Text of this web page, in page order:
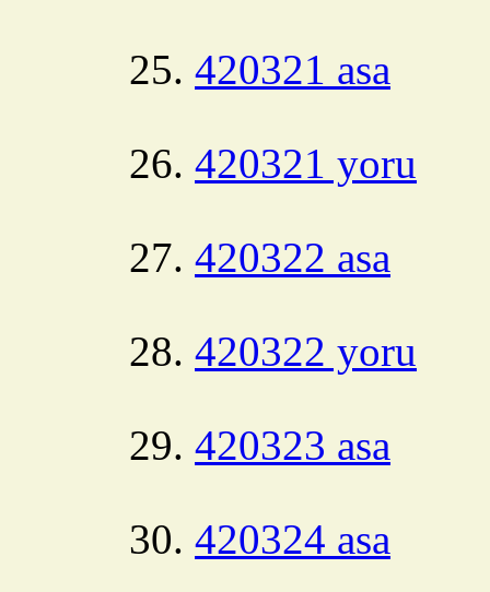
420321 asa
420321 yoru
420322 asa
420322 yoru
420323 asa
420324 asa